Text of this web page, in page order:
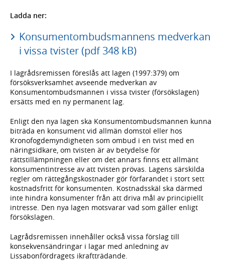
Ladda ner:
Konsumentombudsmannens medverkan
i vissa tvister (pdf 348 kB)
I lagrådsremissen föreslås att lagen (1997:379) om
försöksverksamhet avseende medverkan av
Konsumentombudsmannen i vissa tvister (försökslagen)
ersätts med en ny permanent lag.
Enligt den nya lagen ska Konsumentombudsmannen kunna
biträda en konsument vid allmän domstol eller hos
Kronofogdemyndigheten som ombud i en tvist med en
näringsidkare, om tvisten är av betydelse för
rättstillämpningen eller om det annars finns ett allmänt
konsumentintresse av att tvisten prövas. Lagens särskilda
regler om rättegångskostnader gör förfarandet i stort sett
kostnadsfritt för konsumenten. Kostnadsskäl ska därmed
inte hindra konsumenter från att driva mål av principiellt
intresse. Den nya lagen motsvarar vad som gäller enligt
försökslagen.
Lagrådsremissen innehåller också vissa förslag till
konsekvensändringar i lagar med anledning av
Lissabonfördragets ikraftträdande.